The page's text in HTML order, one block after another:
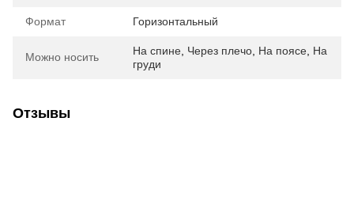
Формат Горизонтальный
Можно носить На спине Через плечо На поясе
На
груди
Отзывы